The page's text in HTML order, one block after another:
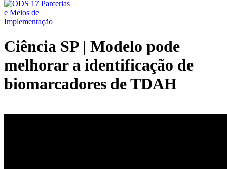
Ciência SP | Modelo pode
melhorar a identificação de
biomarcadores de TDAH